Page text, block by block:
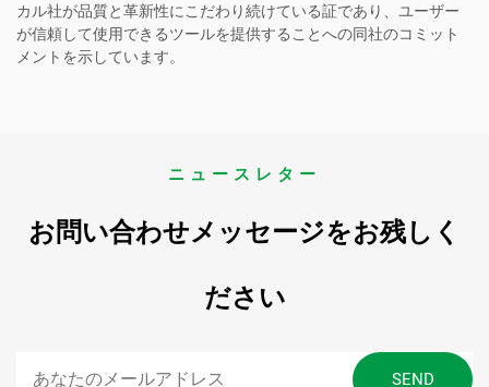
カル社が品質と革新性にこだわり続けている証であり、ユーザー
が信頼して使用できるツールを提供することへの同社のコミット
メントを示しています。
ニュースレター
お問い合わせメッセージをお残しく
ださい